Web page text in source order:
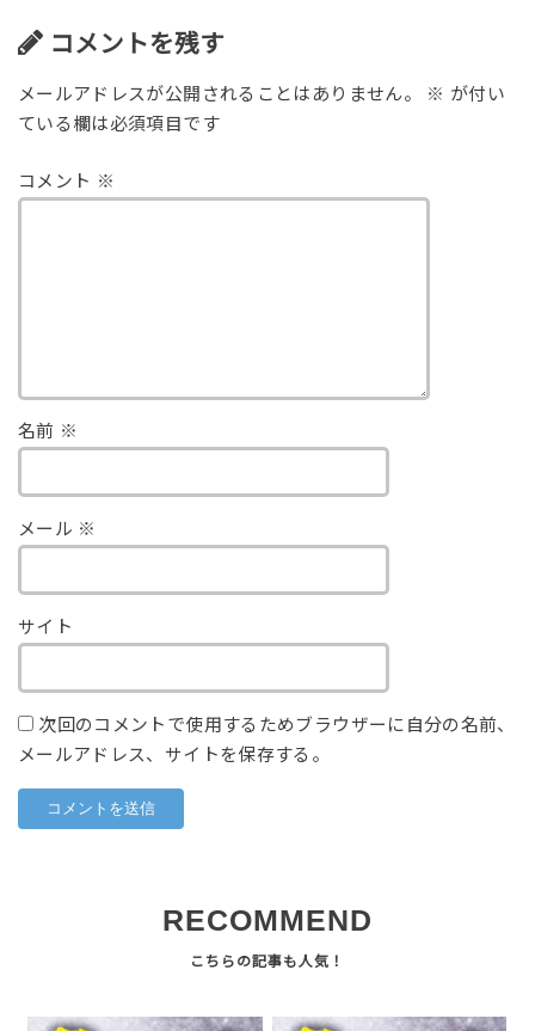
コメントを残す
メールアドレスが公開されることはありません。 ※ が付い
ている欄は必須項目です
コメント ※
名前 ※
メール ※
サイト
次回のコメントで使用するためブラウザーに自分の名前、
メールアドレス、サイトを保存する。
RECOMMEND